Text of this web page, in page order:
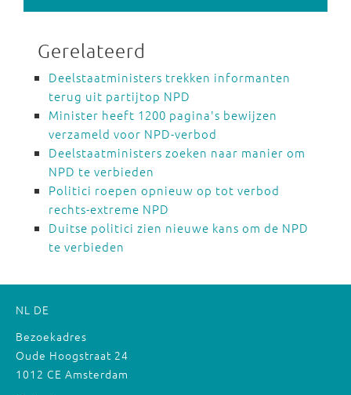
Gerelateerd
Deelstaatministers trekken informanten
terug uit partijtop NPD
Minister heeft 1200 pagina's bewijzen
verzameld voor NPD-verbod
Deelstaatministers zoeken naar manier om
NPD te verbieden
Politici roepen opnieuw op tot verbod
rechts-extreme NPD
Duitse politici zien nieuwe kans om de NPD
te verbieden
NL DE
Bezoekadres
Oude Hoogstraat 24
1012 CE Amsterdam